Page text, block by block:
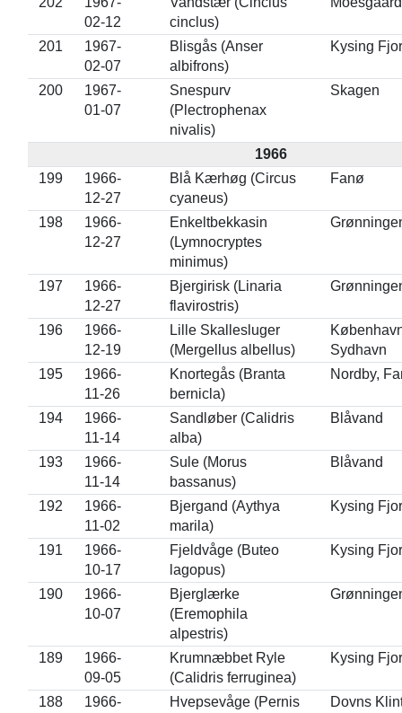
02-12
cinclus)
201
1967-
02-07
Blisgås (Anser
albifrons)
Kysing
200
1967-
01-07
Snespurv
(Plectrophenax
nivalis)
Skagen
1966
199
1966-
12-27
Blå Kærhøg (Circus
cyaneus)
Fanø
198
1966-
12-27
Enkeltbekkasin
(Lymnocryptes
minimus)
197
1966-
12-27
Bjergirisk (Linaria
flavirostris)
196
1966-
12-19
Lille Skallesluger
(Mergellus albellus)
Sydhavn
195
1966-
11-26
Knortegås (Branta
bernicla)
Nordby,
194
1966-
11-14
Sandløber (Calidris
alba)
Blåvand
193
1966-
11-14
Sule (Morus
bassanus)
Blåvand
192
1966-
11-02
Bjergand (Aythya
marila)
Kysing
191
1966-
10-17
Fjeldvåge (Buteo
lagopus)
Kysing
190
1966-
10-07
Bjerglærke
(Eremophila
alpestris)
189
1966-
09-05
Krumnæbbet Ryle
(Calidris ferruginea)
Kysing
188
1966-
Hvepsevåge (Pernis
Dovns